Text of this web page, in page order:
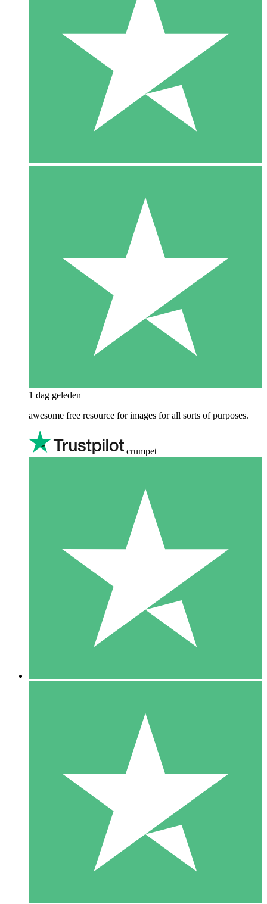
1 dag geleden
awesome free resource for images for all sorts of purposes.
crumpet